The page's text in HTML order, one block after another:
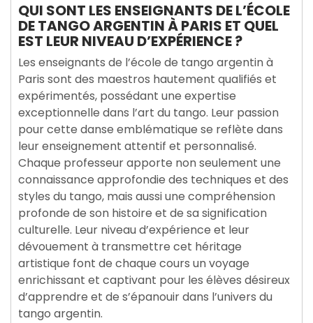
QUI SONT LES ENSEIGNANTS DE L’ÉCOLE
DE TANGO ARGENTIN À PARIS ET QUEL
EST LEUR NIVEAU D’EXPÉRIENCE ?
Les enseignants de l’école de tango argentin à
Paris sont des maestros hautement qualifiés et
expérimentés, possédant une expertise
exceptionnelle dans l’art du tango. Leur passion
pour cette danse emblématique se reflète dans
leur enseignement attentif et personnalisé.
Chaque professeur apporte non seulement une
connaissance approfondie des techniques et des
styles du tango, mais aussi une compréhension
profonde de son histoire et de sa signification
culturelle. Leur niveau d’expérience et leur
dévouement à transmettre cet héritage
artistique font de chaque cours un voyage
enrichissant et captivant pour les élèves désireux
d’apprendre et de s’épanouir dans l’univers du
tango argentin.